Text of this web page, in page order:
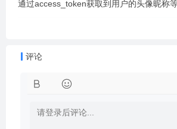
通过access_token获取到用户的头像昵称等
评论